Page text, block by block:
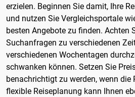
erzielen. Beginnen Sie damit, Ihre
und nutzen Sie Vergleichsportale
besten Angebote zu finden. Achten
Suchanfragen zu verschiedenen
verschiedenen Wochentagen
schwanken können. Setzen Sie
benachrichtigt zu werden, wenn die
flexible Reiseplanung kann Ihnen